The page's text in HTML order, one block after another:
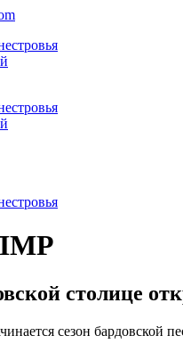
столице
сезон бардовской